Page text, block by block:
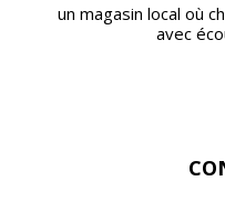
un magasin local où
avec